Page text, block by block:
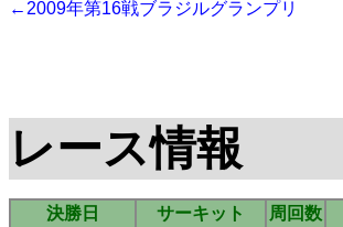
←2009年第16戦ブラジルグランプリ
レース情報
決勝日 サーキット 周回数